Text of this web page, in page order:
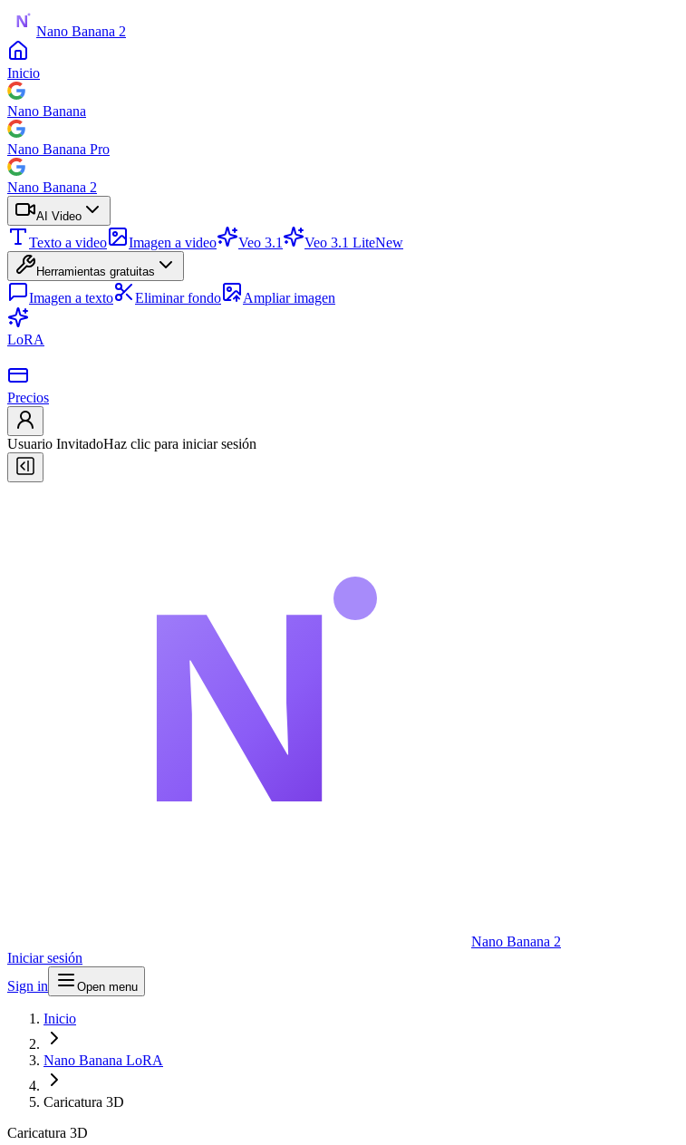
Nano Banana 2
Inicio
Nano Banana
Nano Banana Pro
Nano Banana 2
AI Video
Texto a video Imagen a video Veo 3.1 Veo 3.1 LiteNew
Herramientas gratuitas
Imagen a texto Eliminar fondo Ampliar imagen
LoRA
Precios
Usuario InvitadoHaz clic para iniciar sesión
Nano Banana 2
Iniciar sesión
Sign in
Open menu
Inicio
Nano Banana LoRA
Caricatura 3D
Caricatura 3D